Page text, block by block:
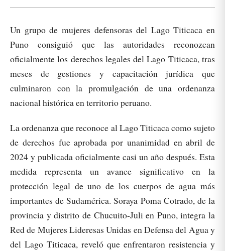
Un grupo de mujeres defensoras del Lago Titicaca en
Puno consiguió que las autoridades reconozcan
oficialmente los derechos legales del Lago Titicaca, tras
meses de gestiones y capacitación jurídica que
culminaron con la promulgación de una ordenanza
nacional histórica en territorio peruano.
La ordenanza que reconoce al Lago Titicaca como sujeto
de derechos fue aprobada por unanimidad en abril de
2024 y publicada oficialmente casi un año después. Esta
medida representa un avance significativo en la
protección legal de uno de los cuerpos de agua más
importantes de Sudamérica. Soraya Poma Cotrado, de la
provincia y distrito de Chucuito-Juli en Puno, integra la
Red de Mujeres Lideresas Unidas en Defensa del Agua y
del Lago Titicaca, reveló que enfrentaron resistencia y